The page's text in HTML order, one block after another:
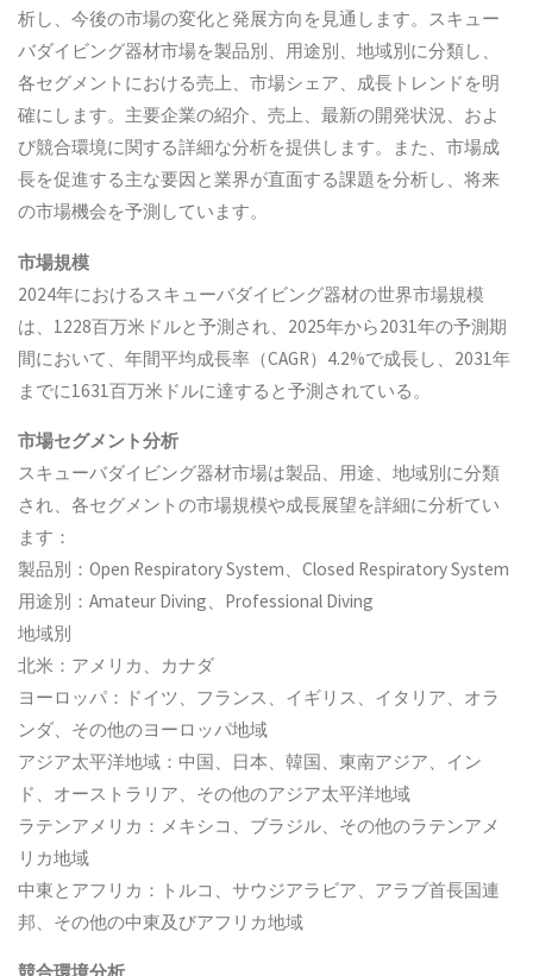
析し、今後の市場の変化と発展方向を見通します。スキュー
バダイビング器材市場を製品別、用途別、地域別に分類し、
各セグメントにおける売上、市場シェア、成長トレンドを明
確にします。主要企業の紹介、売上、最新の開発状況、およ
び競合環境に関する詳細な分析を提供します。また、市場成
長を促進する主な要因と業界が直面する課題を分析し、将来
の市場機会を予測しています。
市場規模
2024年におけるスキューバダイビング器材の世界市場規模
は、1228百万米ドルと予測され、2025年から2031年の予測期
間において、年間平均成長率（CAGR）4.2%で成長し、2031年
までに1631百万米ドルに達すると予測されている。
市場セグメント分析
スキューバダイビング器材市場は製品、用途、地域別に分類
され、各セグメントの市場規模や成長展望を詳細に分析てい
ます：
製品別：Open Respiratory System、Closed Respiratory System
用途別：Amateur Diving、Professional Diving
地域別
北米：アメリカ、カナダ
ヨーロッパ：ドイツ、フランス、イギリス、イタリア、オラ
ンダ、その他のヨーロッパ地域
アジア太平洋地域：中国、日本、韓国、東南アジア、イン
ド、オーストラリア、その他のアジア太平洋地域
ラテンアメリカ：メキシコ、ブラジル、その他のラテンアメ
リカ地域
中東とアフリカ：トルコ、サウジアラビア、アラブ首長国連
邦、その他の中東及びアフリカ地域